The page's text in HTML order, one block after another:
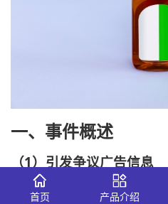
一、 事件概述
（1） 引发争议广告信息
2026年5月24日，“滴露衣物
首页 产品介绍